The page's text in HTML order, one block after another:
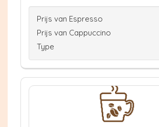
Prijs van Espresso
Prijs van Cappuccino
Type